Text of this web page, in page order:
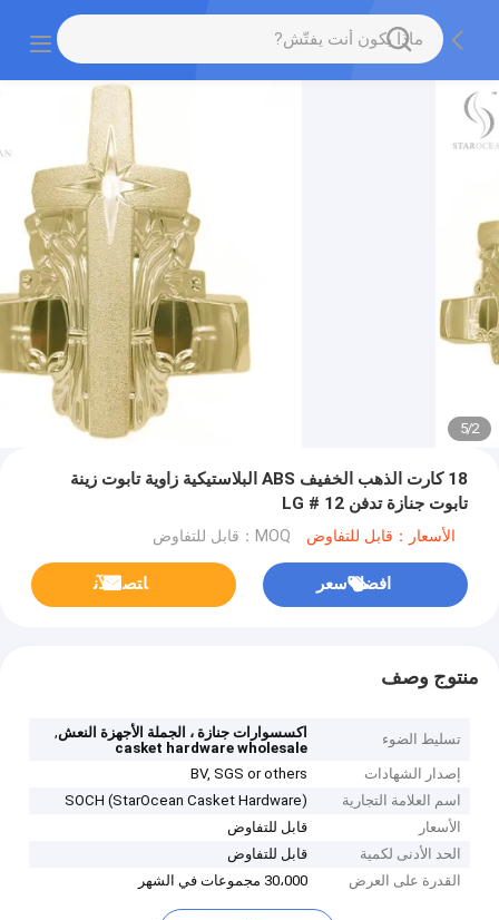
2
/
5
18 كارت الذهب الخفيف ABS البلاستيكية زاوية تابوت زينة
تابوت جنازة تدفن 12 # LG
الأسعار：قابل للتفاوض MOQ：قابل للتفاوض
افضل سعر ﺎﺘﺼﻟ ﺍﻶﻧ
منتوج وصف
تسليط الضوء اكسسوارات جنازة ، الجملة الأجهزة النعش,
casket hardware wholesale
إصدار الشهادات
BV, SGS or others
اسم العلامة التجارية
SOCH (StarOcean Casket Hardware)
الأسعار
قابل للتفاوض
الحد الأدنى لكمية
قابل للتفاوض
القدرة على العرض
30،000 مجموعات في الشهر